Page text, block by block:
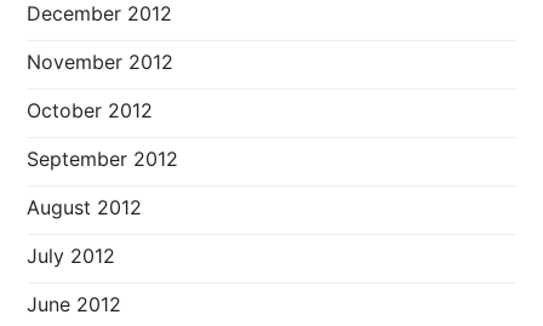
December 2012
November 2012
October 2012
September 2012
August 2012
July 2012
June 2012